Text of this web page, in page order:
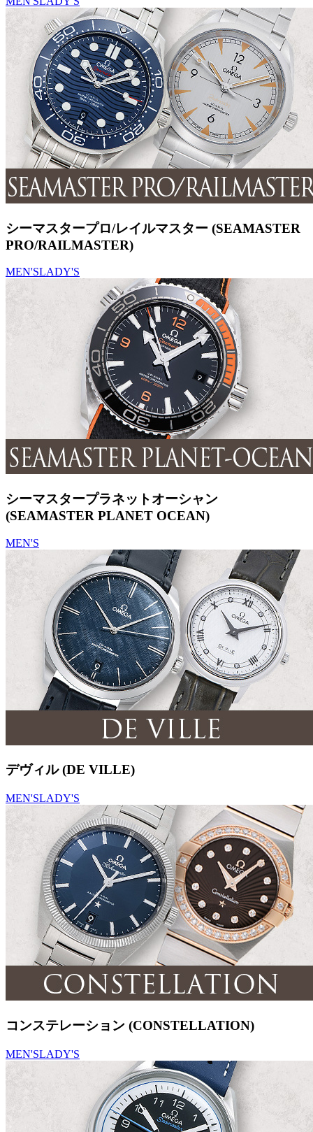
シーマスタープロ/レイルマスター (SEAMASTER
PRO/RAILMASTER)
MEN'SLADY'S
シーマスタープラネットオーシャン
(SEAMASTER PLANET OCEAN)
MEN'S
デヴィル (DE VILLE)
MEN'SLADY'S
コンステレーション (CONSTELLATION)
MEN'SLADY'S